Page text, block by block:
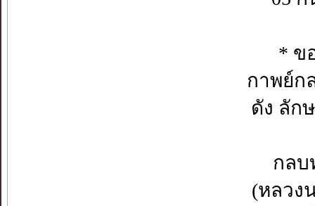
* ข
กาพย์ก
ดัง ลั
กลบ
(หลวง